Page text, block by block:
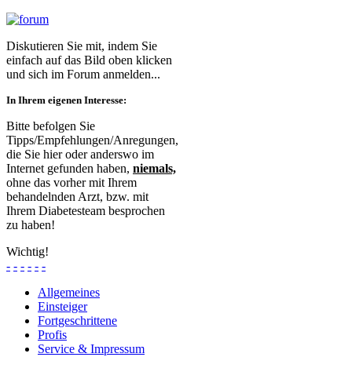
Diskutieren Sie mit, indem Sie
einfach auf das Bild oben klicken
und sich im Forum anmelden...
In Ihrem eigenen Interesse:
Bitte befolgen Sie
Tipps/Empfehlungen/Anregungen,
die Sie hier oder anderswo im
Internet gefunden haben, niemals,
ohne das vorher mit Ihrem
behandelnden Arzt, bzw. mit
Ihrem Diabetesteam besprochen
zu haben!
Wichtig!
- - - - - -
Allgemeines
Einsteiger
Fortgeschrittene
Profis
Service & Impressum